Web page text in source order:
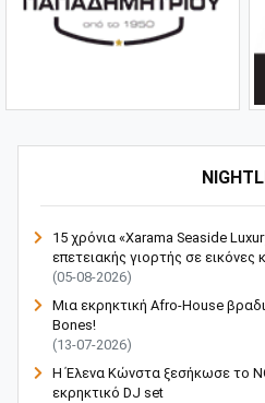
15 χρόνια «Xarama Seaside
επετειακής γιορτής σε εικόνες
(05-08-2026)
Μια εκρηκτική Afro-House
Bones!
(13-07-2026)
Η Έλενα Κώνστα ξεσήκωσε το
εκρηκτικό DJ set